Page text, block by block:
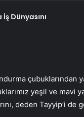
Dünyasını
çubuklarından
yeşil ve mavi
deden Tayyip’i de